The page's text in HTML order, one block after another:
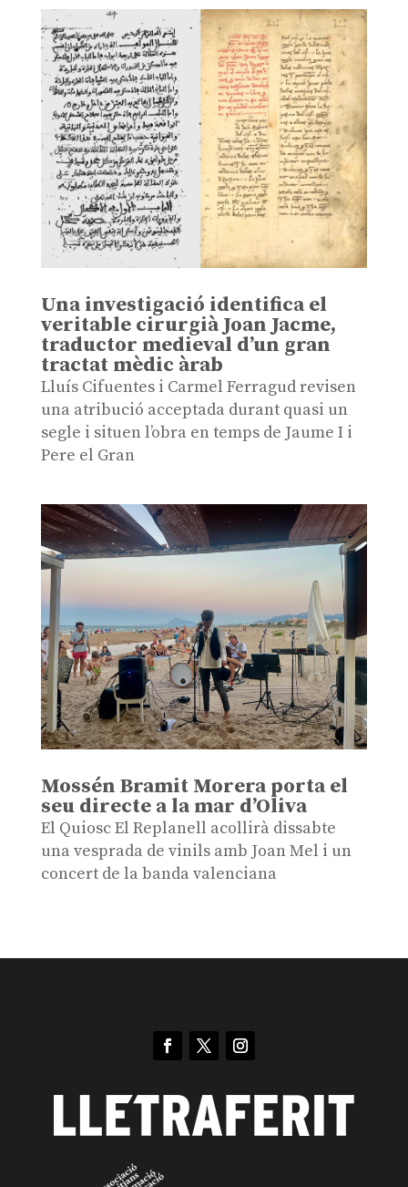
Una investigació identifica el
veritable cirurgià Joan Jacme,
traductor medieval d’un gran
tractat mèdic àrab
Lluís Cifuentes i Carmel Ferragud revisen
una atribució acceptada durant quasi un
segle i situen l’obra en temps de Jaume I i
Pere el Gran
Mossén Bramit Morera porta el
seu directe a la mar d’Oliva
El Quiosc El Replanell acollirà dissabte
una vesprada de vinils amb Joan Mel i un
concert de la banda valenciana